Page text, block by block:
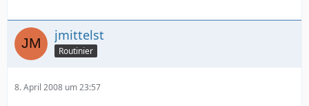
jmittelst
Routinier
8. April 2008 um 23:57